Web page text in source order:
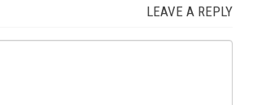
LEAVE A REPLY